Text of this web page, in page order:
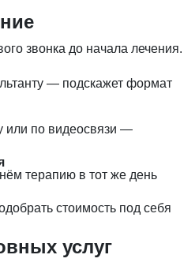
звонка до начала лечения.
— подскажет формат
или по видеосвязи —
терапию в тот же день
стоимость под себя
услуг